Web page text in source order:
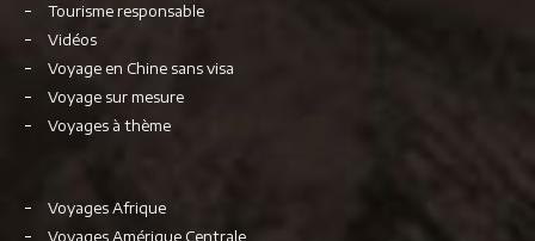
Tourisme responsable
Vidéos
Voyage en Chine sans visa
Voyage sur mesure
Voyages à thème
Voyages Afrique
Voyages Amérique Centrale